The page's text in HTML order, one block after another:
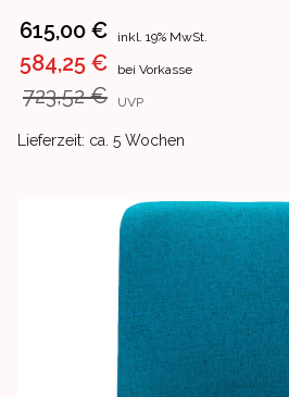
Product information
615,00 € inkl. 19% MwSt.
584,25 € bei Vorkasse
723,52 € UVP
Product delivery information
Lieferzeit: ca. 5 Wochen